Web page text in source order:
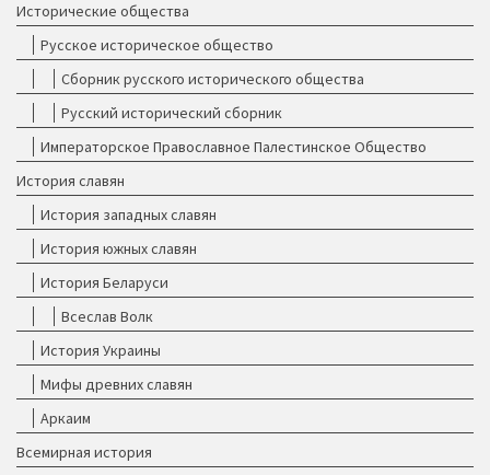
Исторические общества
Русское историческое общество
Сборник русского исторического общества
Русский исторический сборник
Императорское Православное Палестинское Общество
История славян
История западных славян
История южных славян
История Беларуси
Всеслав Волк
История Украины
Мифы древних славян
Аркаим
Всемирная история